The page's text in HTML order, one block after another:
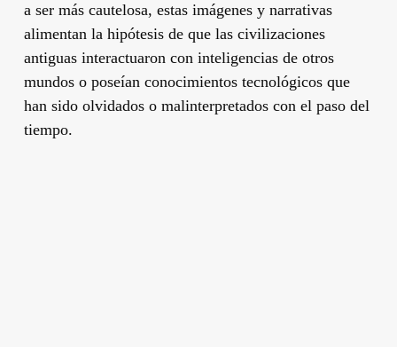
a ser más cautelosa, estas imágenes y narrativas
alimentan la hipótesis de que las civilizaciones
antiguas interactuaron con inteligencias de otros
mundos o poseían conocimientos tecnológicos que
han sido olvidados o malinterpretados con el paso del
tiempo.